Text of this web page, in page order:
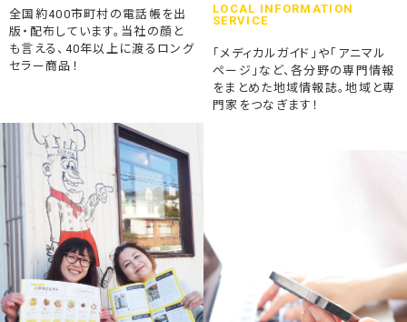
2023.04.04
そうごうページが電子書籍化！
「ウラオモテのある電話帳」がメディアに紹介されました
2023.01.13
弊社顧問税理士小関先生ラジオご出演
全国約400市町村の電話帳を出
版・配布しています。当社の顔と
も言える、40年以上に渡るロング
セラー商品！
LOCAL INFORMATION
SERVICE
「メディカルガイド」や「アニマル
ページ」など、各分野の専門情報
をまとめた地域情報誌。地域と専
門家をつなぎます！